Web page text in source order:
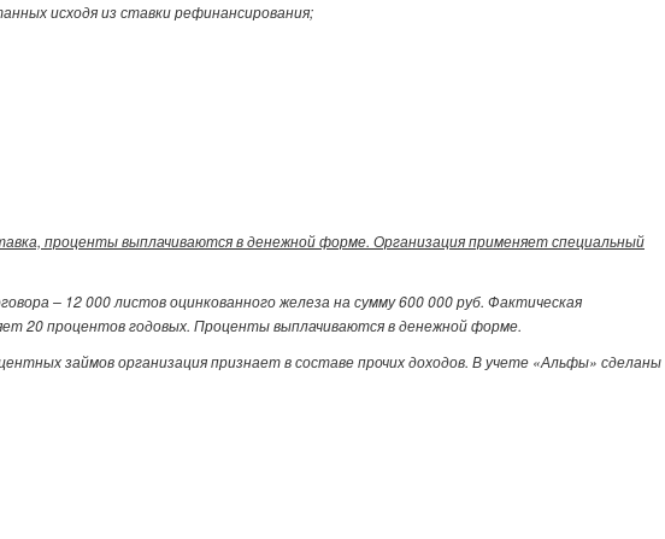
исходя из ставки рефинансирования;
проценты выплачиваются в денежной форме. Организация применяет специальный
– 12 000 листов оцинкованного железа на сумму 600 000 руб. Фактическая
20 процентов годовых. Проценты выплачиваются в денежной форме.
займов организация признает в составе прочих доходов. В учете «Альфы» сделаны